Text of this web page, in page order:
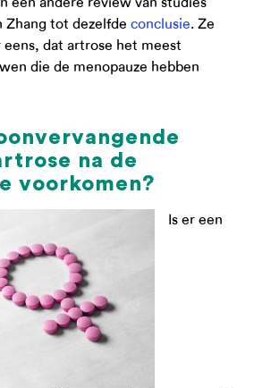
Zhang tot dezelfde conclusie. Ze
dat artrose het meest
die de menopauze hebben
na de
voorkomen?
Is er een